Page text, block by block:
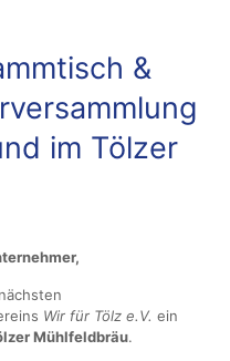
&
im Tölzer
Wir für Tölz e.V. ein
Mühlfeldbräu.